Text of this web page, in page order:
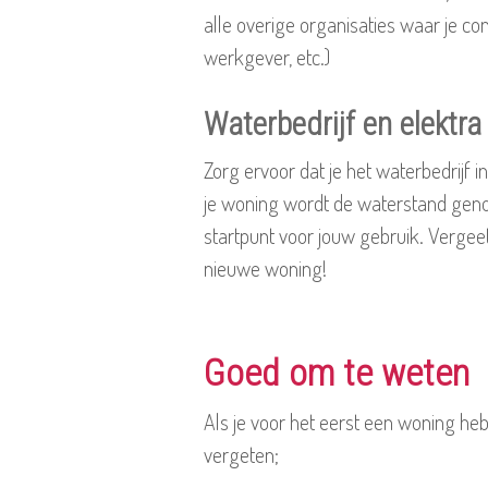
alle overige organisaties waar je
werkgever, etc.)
Waterbedrijf en elektra
Zorg ervoor dat je het waterbedrijf
je woning wordt de waterstand
startpunt voor jouw gebruik.
nieuwe woning!
Goed om te weten
Als je voor het eerst een woning
vergeten;